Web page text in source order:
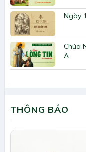
Ngày
Chúa
A
THÔNG BÁO